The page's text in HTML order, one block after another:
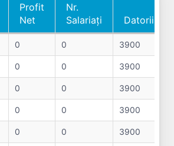
Profit
Net
Nr.
Salariați
Datorii
Net
Salariați
Datorii
0 0 3900
0 0 3900
0 0 3900
0 0 3900
0 0 3900